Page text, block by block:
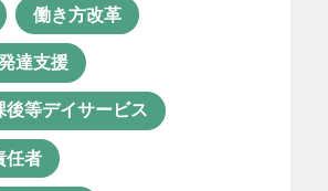
グループホーム
日常
用 世話人
人事ツール
働き方改革
達支援
後等デイサービス
任者